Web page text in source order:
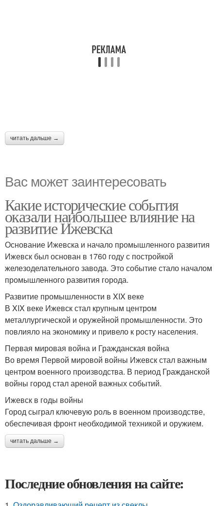
читать дальше →
Вас может заинтересовать
Какие исторические события
оказали наибольшее влияние на
развитие Ижевска
Основание Ижевска и начало промышленного развития
Ижевск был основан в 1760 году с постройкой
железоделательного завода. Это событие стало началом
промышленного развития города.
Развитие промышленности в XIX веке
В XIX веке Ижевск стал крупным центром
металлургической и оружейной промышленности. Это
повлияло на экономику и привело к росту населения.
Первая мировая война и Гражданская война
Во время Первой мировой войны Ижевск стал важным
центром военного производства. В период Гражданской
войны город стал ареной важных событий.
Ижевск в годы войны
Город сыграл ключевую роль в военном производстве,
обеспечивая фронт необходимой техникой и оружием.
читать дальше →
Последние обновления на сайте: